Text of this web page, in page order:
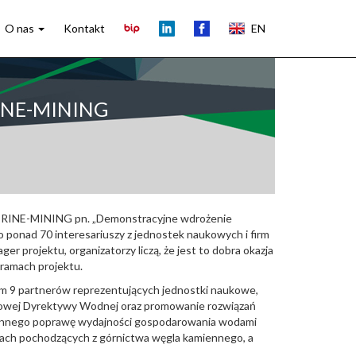
O nas Kontakt EN
MINING
MINING pn. „Demonstracyjne wdrożenie
ponad 70 interesariuszy z jednostek naukowych i firm
projektu, organizatorzy liczą, że jest to dobra okazja
projektu.
9 partnerów reprezentujących jednostki naukowe,
Dyrektywy Wodnej oraz promowanie rozwiązań
poprawę wydajności gospodarowania wodami
pochodzących z górnictwa węgla kamiennego, a